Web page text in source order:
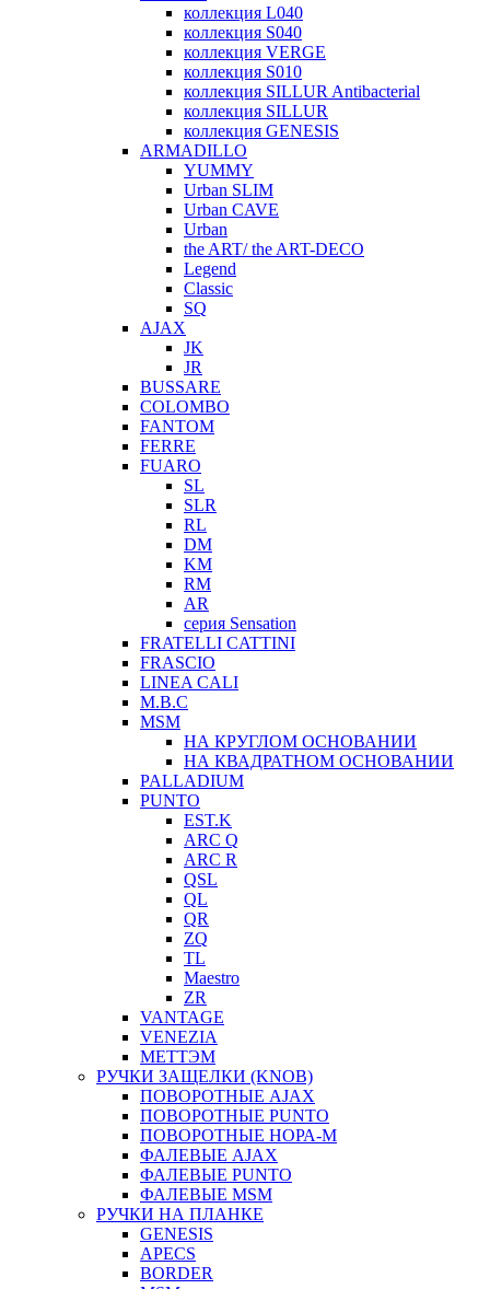
коллекция L040
коллекция S040
коллекция VERGE
коллекция S010
коллекция SILLUR Antibacterial
коллекция SILLUR
коллекция GENESIS
ARMADILLO
YUMMY
Urban SLIM
Urban CAVE
Urban
the ART/ the ART-DECO
Legend
Classic
SQ
AJAX
JK
JR
BUSSARE
COLOMBO
FANTOM
FERRE
FUARO
SL
SLR
RL
DM
KM
RM
AR
серия Sensation
FRATELLI CATTINI
FRASCIO
LINEA CALI
M.B.C
MSM
НА КРУГЛОМ ОСНОВАНИИ
НА КВАДРАТНОМ ОСНОВАНИИ
PALLADIUM
PUNTO
EST.K
ARC Q
ARC R
QSL
QL
QR
ZQ
TL
Maestro
ZR
VANTAGE
VENEZIA
МЕТТЭМ
РУЧКИ ЗАЩЕЛКИ (KNOB)
ПОВОРОТНЫЕ AJAX
ПОВОРОТНЫЕ PUNTO
ПОВОРОТНЫЕ НОРА-М
ФАЛЕВЫЕ AJAX
ФАЛЕВЫЕ PUNTO
ФАЛЕВЫЕ MSM
РУЧКИ НА ПЛАНКЕ
GENESIS
APECS
BORDER